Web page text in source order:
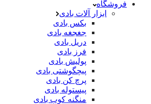
فروشگاه
ابزار آلات بادی
بکس بادی
جغجغه بادی
دریل بادی
فرز بادی
پولیش بادی
پیچگوشتی بادی
پرچ کن بادی
پیستوله بادی
منگنه کوب بادی